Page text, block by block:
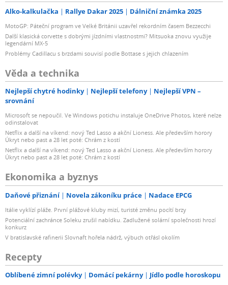
Alko-kalkulačka Rallye Dakar 2025 Dálniční známka 2025
MotoGP: Páteční program ve Velké Británii uzavřel rekordním časem Bezzecchi
Další klasická corvette s dobrými jízdními vlastnostmi? Mitsuoka znovu využije
legendární MX-5
Problémy Cadillacu s brzdami souvisí podle Bottase s jejich chlazením
Věda a technika
Nejlepší chytré hodinky Nejlepší telefony
Nejlepší VPN –
srovnání
Microsoft se nepoučil. Ve Windows potichu instaluje OneDrive Photos, které nelze
odinstalovat
Netflix a další na víkend: nový Ted Lasso a akční Lioness. Ale především horory
Úkryt nebo past a 28 let poté: Chrám z kostí
Netflix a další na víkend: nový Ted Lasso a akční Lioness. Ale především horory
Úkryt nebo past a 28 let poté: Chrám z kostí
Ekonomika a byznys
Daňové přiznání Novela zákoníku práce Nadace EPCG
Itálie vyklízí pláže. První plážové kluby mizí, turisté změnu pocítí brzy
Potenciální zachránce Soleku zrušil nabídku. Zadlužené solární společnosti hrozí
konkurz
V bratislavské rafinerii Slovnaft hořela nádrž, výbuch otřásl okolím
Recepty
Oblíbené zimní polévky Domácí pekárny Jídlo podle horoskopu